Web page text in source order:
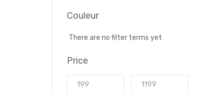
Couleur
There are no filter terms yet
Price